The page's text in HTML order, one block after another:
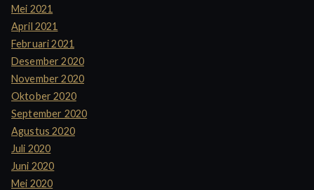
Mei 2021
April 2021
Februari 2021
Desember 2020
November 2020
Oktober 2020
September 2020
Agustus 2020
Juli 2020
Juni 2020
Mei 2020